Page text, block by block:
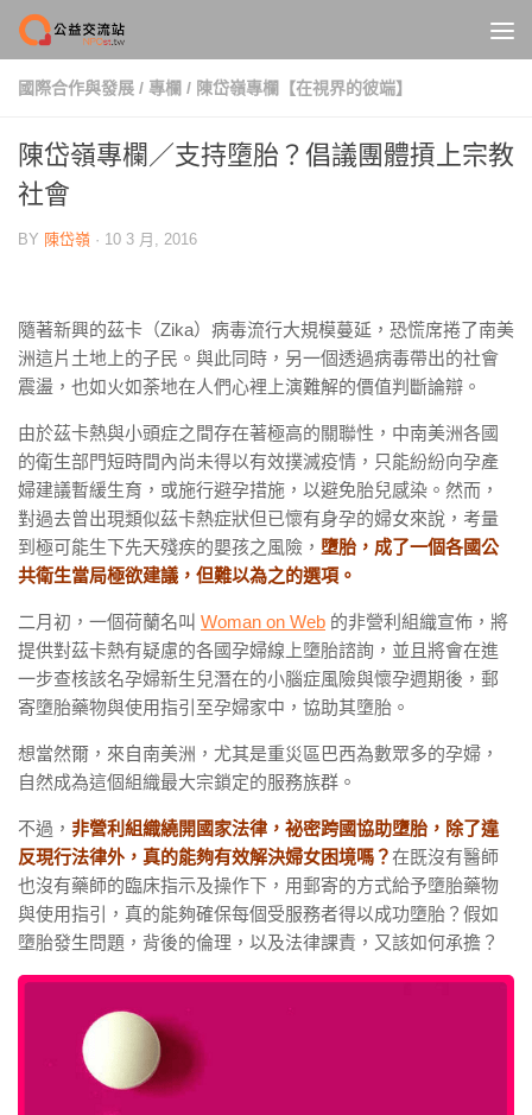
Skip to content
國際合作與發展 / 專欄 / 陳岱嶺專欄【在視界的彼端】
陳岱嶺專欄／支持墮胎？倡議團體摃上宗教
社會
BY 陳岱嶺 · 10 3 月, 2016
隨著新興的茲卡（Zika）病毒流行大規模蔓延，恐慌席捲了南美
洲這片土地上的子民。與此同時，另一個透過病毒帶出的社會
震盪，也如火如荼地在人們心裡上演難解的價值判斷論辯。
由於茲卡熱與小頭症之間存在著極高的關聯性，中南美洲各國
的衛生部門短時間內尚未得以有效撲滅疫情，只能紛紛向孕產
婦建議暫緩生育，或施行避孕措施，以避免胎兒感染。然而，
對過去曾出現類似茲卡熱症狀但已懷有身孕的婦女來說，考量
到極可能生下先天殘疾的嬰孩之風險， 墮胎，成了一個各國公
共衛生當局極欲建議，但難以為之的選項。
二月初，一個荷蘭名叫 Woman on Web 的非營利組織宣佈，將
提供對茲卡熱有疑慮的各國孕婦線上墮胎諮詢，並且將會在進
一步查核該名孕婦新生兒潛在的小腦症風險與懷孕週期後，郵
寄墮胎藥物與使用指引至孕婦家中，協助其墮胎。
想當然爾，來自南美洲，尤其是重災區巴西為數眾多的孕婦，
自然成為這個組織最大宗鎖定的服務族群。
不過， 非營利組織繞開國家法律，祕密跨國協助墮胎，除了違
反現行法律外，真的能夠有效解決婦女困境嗎？在既沒有醫師
也沒有藥師的臨床指示及操作下，用郵寄的方式給予墮胎藥物
與使用指引，真的能夠確保每個受服務者得以成功墮胎？假如
墮胎發生問題，背後的倫理，以及法律課責，又該如何承擔？